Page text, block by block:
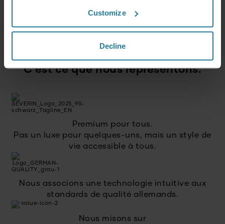
Customize
Decline
C’est ce que nous représentons.
Premium pour tous.
Pas un luxe pour quelques-uns, mais un style de
vie accessible à tous.
Nous associons une technologie intuitive aux
standards de qualité allemands.
Nous misons sur